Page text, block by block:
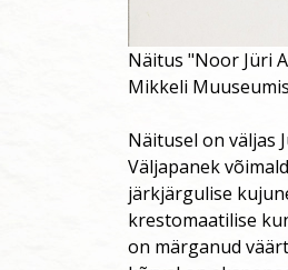
Näitus "Noor Jüri
Mikkeli
Näitusel on väljas
Väljapanek
järkjärgulise
krestomaatilise
on märganud